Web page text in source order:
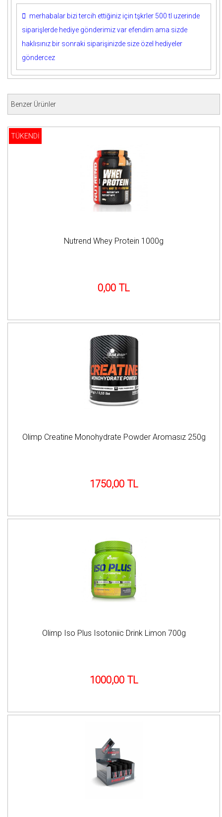
merhabalar bizi tercih ettiğiniz için tşkrler 500 tl uzerinde
siparişlerde hediye gönderimiz var efendim ama sizde
haklısınız bir sonraki siparişinizde size özel hediyeler
göndercez
Benzer Ürünler
TÜKENDİ
Nutrend Whey Protein 1000g
0,00 TL
Olimp Creatine Monohydrate Powder Aromasız 250g
1750,00 TL
Olimp Iso Plus Isotoniic Drink Limon 700g
1000,00 TL